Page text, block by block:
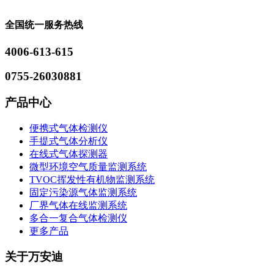
全国统一服务热线
4006-613-615
0755-26030881
产品中心
便携式气体检测仪
手提式气体分析仪
在线式气体探测器
微型环境空气质量监测系统
TVOC挥发性有机物监测系统
固定污染源气体监测系统
厂界气体在线监测系统
多合一复合气体检测仪
更多产品
关于万安迪